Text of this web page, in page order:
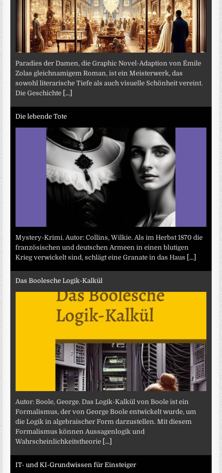
Paradies der Damen, die Graphic Novel-Adaption von Émile
Zolas gleichnamigem Roman, ist ein Meisterwerk, das
sowohl literarische Tiefe als auch visuelle Schönheit vereint.
Die Geschichte [...]
Die lebende Tote
Mystery-Krimi. Autor: Collins, Wilkie. Als im Herbst 1870 die
französischen und deutschen Armeen in einen blutigen
Krieg verwickelt sind, schlägt eine Granate in das Haus [...]
Das Boolesche Logik-Kalkül
Autor: Boole, George. Das Logik-Kalkül von Boole ist ein
Formalismus, der von George Boole entwickelt wurde, um
die Logik in algebraischer Form darzustellen. Mit diesem
Formalismus können Aussagenlogik und
Wahrscheinlichkeitstheorie [...]
IT- und KI-Grundwissen für Einsteiger